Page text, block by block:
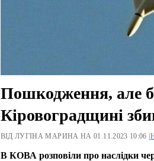
Пошкодження, але
Кіровоградщині
ВІД ЛУГІНА МАРИНА НА 01.11.2023 10:06 |
В КОВА розповіли про наслідки